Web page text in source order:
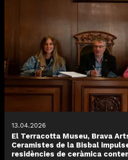
13.04.2026
El Terracotta Museu, Brava
Ceramistes de la Bisbal
residències de ceràmica